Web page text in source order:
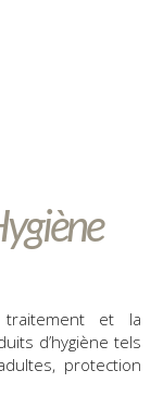
et la
d’hygiène tels
protection